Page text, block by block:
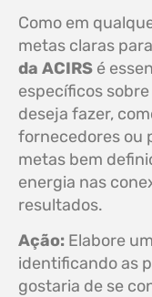
Como em
metas claras
da ACIRS é
específicos
deseja fazer,
fornecedores ou
metas bem
energia nas
resultados.
Ação: Elabore
identificando as
gostaria de se